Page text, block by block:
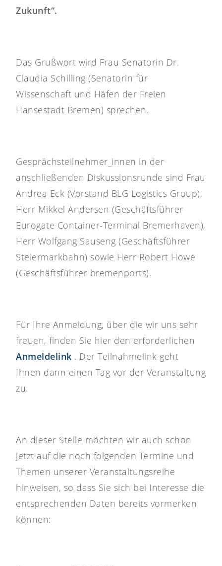
Zukunft“.
Das Grußwort wird Frau Senatorin Dr.
Claudia Schilling (Senatorin für
Wissenschaft und Häfen der Freien
Hansestadt Bremen) sprechen.
Gesprächsteilnehmer_innen in der
anschließenden Diskussionsrunde sind Frau
Andrea Eck (Vorstand BLG Logistics Group),
Herr Mikkel Andersen (Geschäftsführer
Eurogate Container-Terminal Bremerhaven),
Herr Wolfgang Sauseng (Geschäftsführer
Steiermarkbahn) sowie Herr Robert Howe
(Geschäftsführer bremenports).
Für Ihre Anmeldung, über die wir uns sehr
freuen, finden Sie hier den erforderlichen
Anmeldelink . Der Teilnahmelink geht
Ihnen dann einen Tag vor der Veranstaltung
zu.
An dieser Stelle möchten wir auch schon
jetzt auf die noch folgenden Termine und
Themen unserer Veranstaltungsreihe
hinweisen, so dass Sie sich bei Interesse die
entsprechenden Daten bereits vormerken
können: